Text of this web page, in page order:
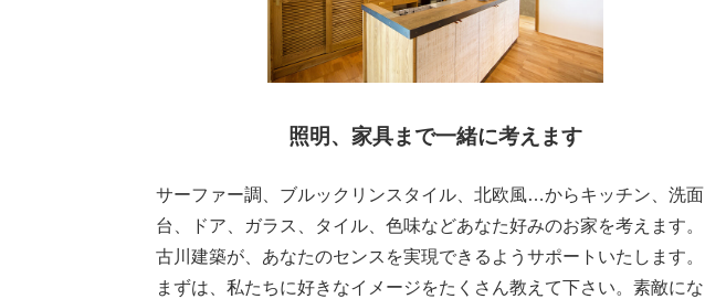
照明、家具まで一緒に考えます
サーファー調、ブルックリンスタイル、北欧風…からキッチン、洗面
台、ドア、ガラス、タイル、色味などあなた好みのお家を考えます。
古川建築が、あなたのセンスを実現できるようサポートいたします。
まずは、私たちに好きなイメージをたくさん教えて下さい。素敵にな